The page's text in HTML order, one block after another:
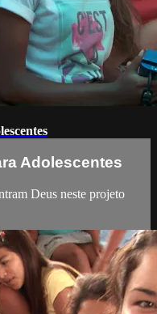
Adolescentes
Deus neste projeto